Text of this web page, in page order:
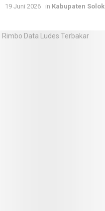
19 Juni 2026 in Kabupaten Solok